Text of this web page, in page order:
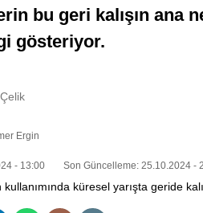
bu geri kalışın ana
gösteriyor.
Ergin
- 13:00 Son Güncelleme: 25.10.2024 -